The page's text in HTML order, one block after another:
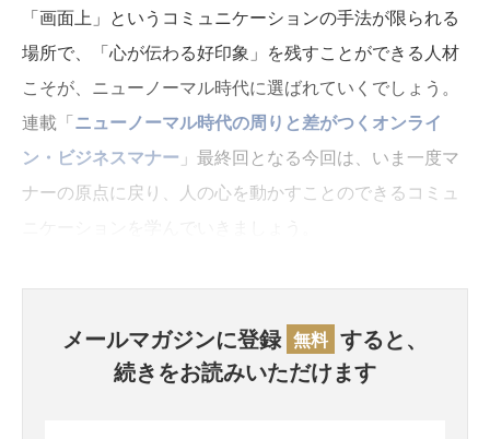
「画面上」というコミュニケーションの手法が限られる
場所で、「心が伝わる好印象」を残すことができる人材
こそが、ニューノーマル時代に選ばれていくでしょう。
連載「ニューノーマル時代の周りと差がつくオンライ
ン・ビジネスマナー 」最終回となる今回は、いま一度マ
ナーの原点に戻り、人の心を動かすことのできるコミュ
メールマガジンに登録 無料 すると、
続きをお読みいただけます